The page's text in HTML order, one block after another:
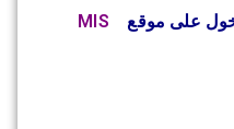
على موقع
MIS